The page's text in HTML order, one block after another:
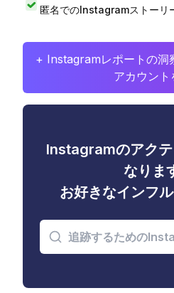
匿名でのInstagramストーリ
+ Instagramレポートの洞
アカウント
Instagramのアク
なりま
お好きなインフ